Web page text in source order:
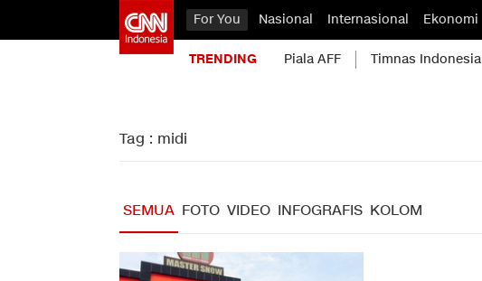
For You Nasional Internasional Ekonomi
TRENDING Piala AFF Timnas Indonesia
Tag : midi
SEMUA FOTO VIDEO INFOGRAFIS KOLOM